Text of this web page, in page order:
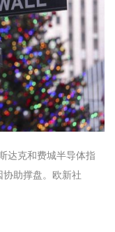
达克和费城半导体指
助撑盘。欧新社